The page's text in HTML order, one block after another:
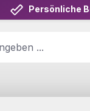
Persönliche